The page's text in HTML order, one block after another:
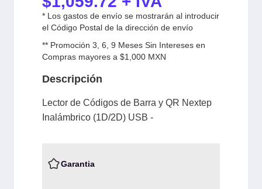
* Los gastos de envío se mostrarán al introducir
el Código Postal de la dirección de envío
** Promoción 3, 6, 9 Meses Sin Intereses en
Compras mayores a $1,000 MXN
Descripción
Lector de Códigos de Barra y QR Nextep
Inalámbrico (1D/2D) USB -
Garantia